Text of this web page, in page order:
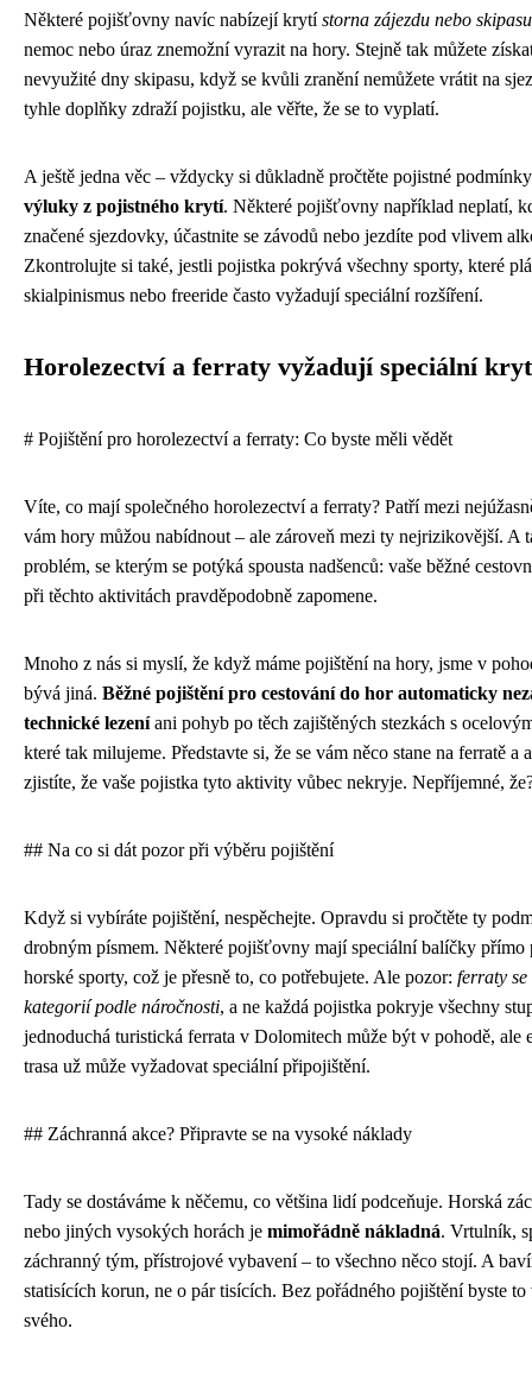
Některé pojišťovny navíc nabízejí krytístorna zájezdu nebo skipasu
nemoc nebo úraz znemožní vyrazit na hory. Stejně tak můžete
nevyužité dny skipasu, když se kvůli zranění nemůžete vrátit na
tyhle doplňky zdraží pojistku, ale věřte, že se to vyplatí.
A ještě jedna věc – vždycky si důkladně pročtěte pojistné podmínky
výluky z pojistného krytí. Některé pojišťovny například neplatí,
značené sjezdovky, účastnite se závodů nebo jezdíte pod vlivem
Zkontrolujte si také, jestli pojistka pokrývá všechny sporty, které
skialpinismus nebo freeride často vyžadují speciální rozšíření.
Horolezectví a ferraty vyžadují speciální
# Pojištění pro horolezectví a ferraty: Co byste měli vědět
Víte, co mají společného horolezectví a ferraty? Patří mezi
vám hory můžou nabídnout – ale zároveň mezi ty nejrizikovější. A
problém, se kterým se potýká spousta nadšenců: vaše běžné
při těchto aktivitách pravděpodobně zapomene.
Mnoho z nás si myslí, že když máme pojištění na hory, jsme v
bývá jiná. Běžné pojištění pro cestování do hor automaticky
technické lezeníani pohyb po těch zajištěných stezkách s
které tak milujeme. Představte si, že se vám něco stane na ferratě a
zjistíte, že vaše pojistka tyto aktivity vůbec nekryje. Nepříjemné,
## Na co si dát pozor při výběru pojištění
Když si vybíráte pojištění, nespěchejte. Opravdu si pročtěte ty
drobným písmem. Některé pojišťovny mají speciální balíčky přímo
horské sporty, což je přesně to, co potřebujete. Ale pozor: ferraty
kategorií podle náročnosti, a ne každá pojistka pokryje všechny
jednoduchá turistická ferrata v Dolomitech může být v pohodě, ale
trasa už může vyžadovat speciální připojištění.
## Záchranná akce? Připravte se na vysoké náklady
Tady se dostáváme k něčemu, co většina lidí podceňuje. Horská
nebo jiných vysokých horách je mimořádně nákladná. Vrtulník,
záchranný tým, přístrojové vybavení – to všechno něco stojí. A
statisících korun, ne o pár tisících. Bez pořádného pojištění byste
svého.